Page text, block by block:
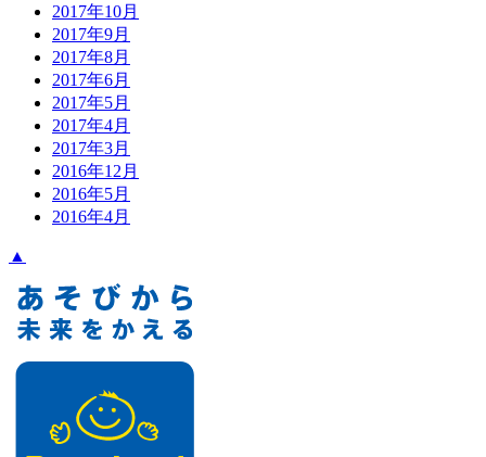
2017年10月
2017年9月
2017年8月
2017年6月
2017年5月
2017年4月
2017年3月
2016年12月
2016年5月
2016年4月
▲